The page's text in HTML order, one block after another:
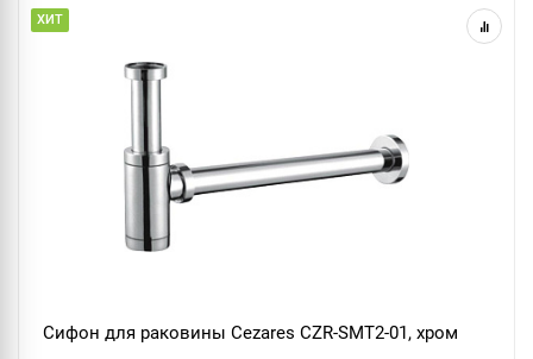
ХИТ
Сифон для раковины Cezares CZR-SMT2-01, хром